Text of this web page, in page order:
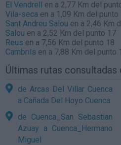
El Vendrell en a 2,77 Km del
Vila-seca en a 1,09 Km del punto
Sant Andreu Salou en a 2,46 Km
Salou en a 2,52 Km del punto 17
Reus en a 7,56 Km del punto 18
Cambrils en a 7,88 Km del punto
Últimas rutas consultadas
de Arcas Del Villar Cuenca
a Cañada Del Hoyo Cuenca
de Cuenca_San Sebastian
Azuay a Cuenca_Hermano
Miguel